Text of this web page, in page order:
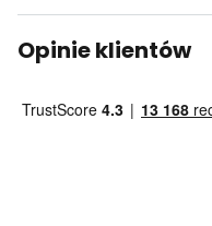
Opinie klientów